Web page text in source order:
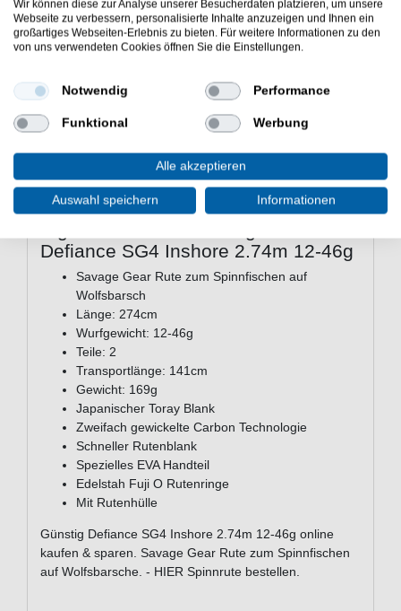
Der spezielle EVA-Griffbereich bietet eine ergonomische
Handlage und sicheren Halt, auch bei Nässe oder im
Drill. Mit der mitgelieferten Rutenhülle lässt sich das
2.74m 12-46g eignet sich für den Einsatz in Bereichen
mit mittlerer Strömung oder strukturiertem Untergrund,
wo gezielt auf Wolfsbarsche gefischt wird, die sich in der
Nähe von Hindernissen oder Sandbänken aufhalten.
Defiance SG4 Inshore 2.74m 12-46g
Savage Gear Rute zum Spinnfischen auf
Wolfsbarsch
Länge: 274cm
Wurfgewicht: 12-46g
Teile: 2
Transportlänge: 141cm
Gewicht: 169g
Japanischer Toray Blank
Zweifach gewickelte Carbon Technologie
Schneller Rutenblank
Spezielles EVA Handteil
Edelstah Fuji O Rutenringe
Mit Rutenhülle
Günstig Defiance SG4 Inshore 2.74m 12-46g online
kaufen & sparen. Savage Gear Rute zum Spinnfischen
auf Wolfsbarsche. - HIER Spinnrute bestellen.
Wir können diese zur Analyse unserer Besucherdaten platzieren, um unsere
Webseite zu verbessern, personalisierte Inhalte anzuzeigen und Ihnen ein
großartiges Webseiten-Erlebnis zu bieten. Für weitere Informationen zu den
von uns verwendeten Cookies öffnen Sie die Einstellungen.
Notwendig Performance
Funktional Werbung
Alle akzeptieren
Auswahl speichern Informationen